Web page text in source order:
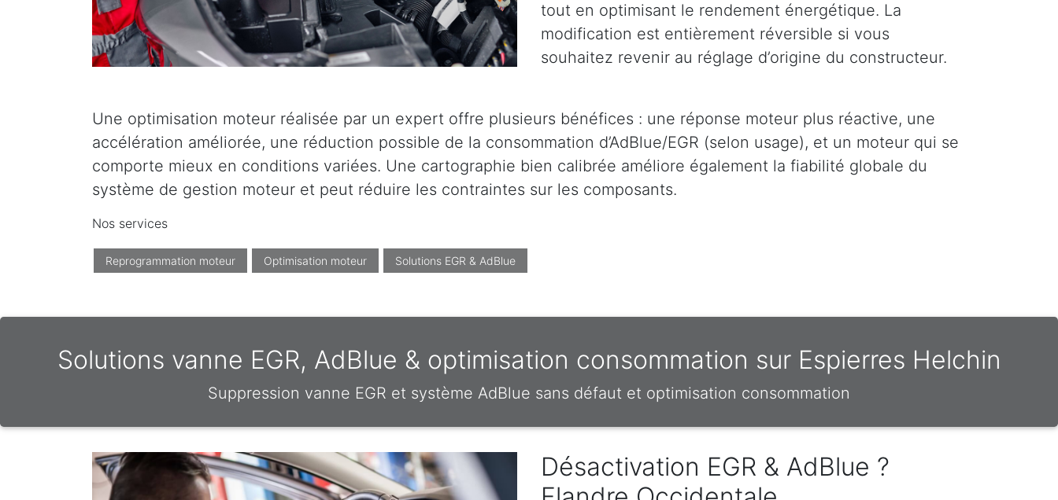
tout en optimisant le rendement énergétique. La
modification est entièrement réversible si vous
souhaitez revenir au réglage d’origine du constructeur.
Une optimisation moteur réalisée par un expert offre plusieurs bénéfices : une réponse moteur plus réactive, une
accélération améliorée, une réduction possible de la consommation d’AdBlue/EGR (selon usage), et un moteur qui se
comporte mieux en conditions variées. Une cartographie bien calibrée améliore également la fiabilité globale du
système de gestion moteur et peut réduire les contraintes sur les composants.
Nos services
Reprogrammation moteur Optimisation moteur Solutions EGR & AdBlue
Solutions vanne EGR, AdBlue & optimisation consommation sur Espierres Helchin
Suppression vanne EGR et système AdBlue sans défaut et optimisation consommation
Désactivation EGR & AdBlue ?